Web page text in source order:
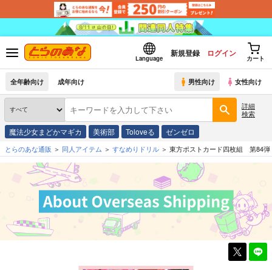
Language
新規登録 ログイン
カート
全年齢向け 成年向け 男性向け 女性向け
詳細
検索
魔法少女まどかマギカ 美術部 Toloveる ゼンゼロ
とらのあな通販 同人アイテム すなめりドリル 東方ポストカード四枚組 第84弾